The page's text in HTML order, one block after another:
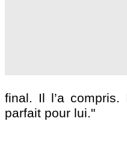
final. Il l’a
parfait pour lui."